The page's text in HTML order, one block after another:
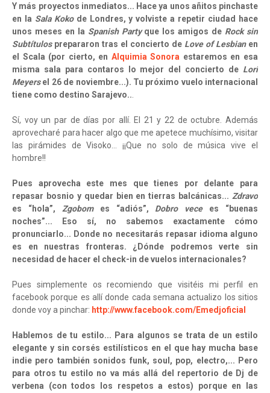
Y más proyectos inmediatos... Hace ya unos añitos pinchaste
en la Sala Kokode Londres, y volviste a repetir ciudad hace
unos meses en la Spanish Partyque los amigos de Rock sin
Subtítulosprepararon tras el concierto de Love of Lesbianen
el Scala (por cierto, en Alquimia Sonora estaremos en esa
misma sala para contaros lo mejor del concierto de Lori
Meyersel 26 de noviembre...). Tu próximo vuelo internacional
tiene como destino Sarajevo...
Sí, voy un par de días por allí. El 21 y 22 de octubre. Además
aprovecharé para hacer algo que me apetece muchísimo, visitar
las pirámides de Visoko… ¡¡Que no solo de música vive el
hombre!!
Pues aprovecha este mes que tienes por delante para
repasar bosnio y quedar bien en tierras balcánicas... Zdravo
es “hola”, Zgobomes “adiós”, Dobro vecees “buenas
noches”... Eso sí, no sabemos exactamente cómo
pronunciarlo... Donde no necesitarás repasar idioma alguno
es en nuestras fronteras. ¿Dónde podremos verte sin
necesidad de hacer el check-in de vuelos internacionales?
Pues simplemente os recomiendo que visitéis mi perfil en
facebook porque es allí donde cada semana actualizo los sitios
donde voy a pinchar: http://www.facebook.com/Emedjoficial
Hablemos de tu estilo... Para algunos se trata de un estilo
elegante y sin corsés estilísticos en el que hay mucha base
indie pero también sonidos funk, soul, pop, electro,... Pero
para otros tu estilo no va más allá del repertorio de Dj de
verbena (con todos los respetos a estos) porque en las